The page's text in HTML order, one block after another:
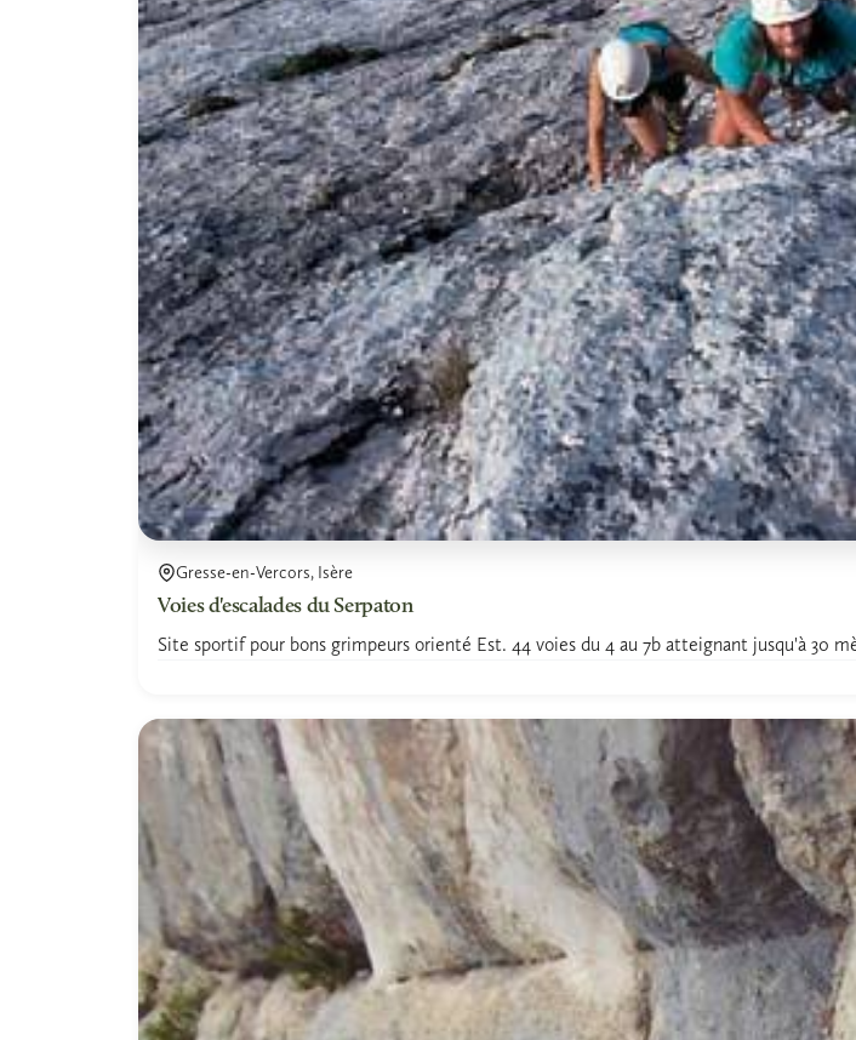
Gresse-en-Vercors, Isère
Voies d'escalades du Serpaton
Site sportif pour bons grimpeurs orienté Est. 44 voies du 4 au 7b atteignant jusqu'à 30